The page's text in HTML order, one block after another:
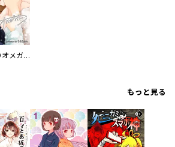
巣づくりオメガバース
もっと見る